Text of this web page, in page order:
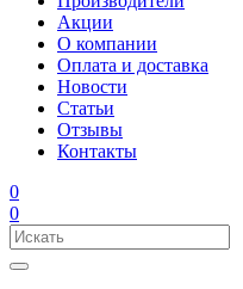
Акции
О компании
Оплата и доставка
Новости
Статьи
Отзывы
Контакты
0
0